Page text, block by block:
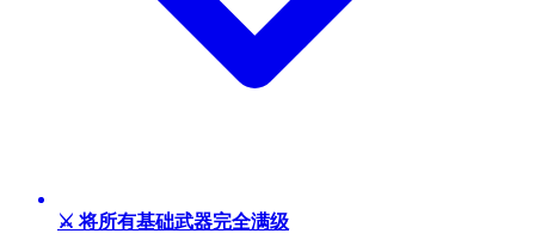
⚔️ 将所有基础武器完全满级